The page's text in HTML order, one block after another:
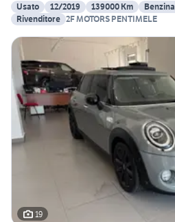
Usato
12/2019 139000 Km Benzina
Rivenditore 2F MOTORS PENTIMELE
19